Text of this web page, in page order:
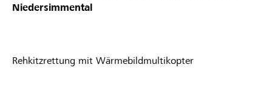
Registrazione
Niedersimmental
Rehkitzrettung mit Wärmebildmultikopter